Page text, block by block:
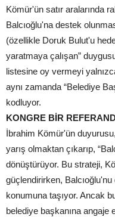
Kömür'ün satır aralarında
Balcıoğlu'na destek
(özellikle Doruk Bulut'u
yaratmaya çalışan”
listesine oy vermeyi
aynı zamanda “Belediye
kodluyor.
KONGRE BİR
İbrahim Kömür'ün
yarış olmaktan çıkarıp,
dönüştürüyor. Bu strateji,
güçlendirirken,
konumuna taşıyor. Ancak
belediye başkanına angaje